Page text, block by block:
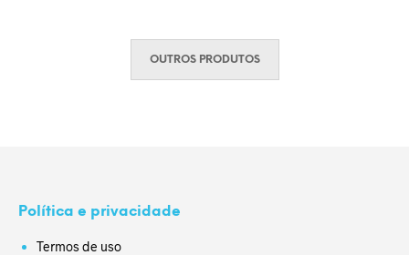
OUTROS PRODUTOS
Política e privacidade
Termos de uso